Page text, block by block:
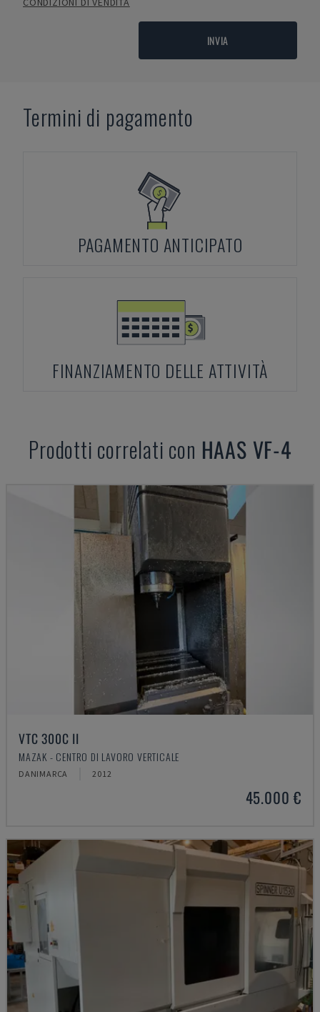
INVIA
Termini di pagamento
PAGAMENTO ANTICIPATO
FINANZIAMENTO DELLE ATTIVITÀ
Prodotti correlati con HAAS VF-4
VTC 300C II
MAZAK - CENTRO DI LAVORO VERTICALE
DANIMARCA 2012
45.000 €